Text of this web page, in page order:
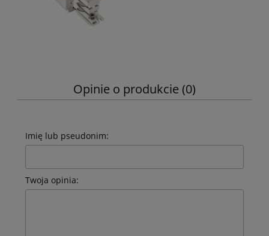
Opinie o produkcie (0)
Imię lub pseudonim:
Twoja opinia: